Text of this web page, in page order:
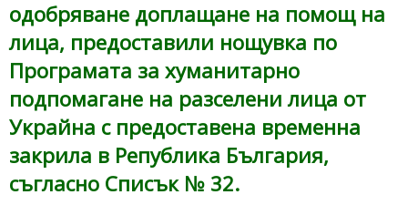
одобряване доплащане на помощ на
лица, предоставили нощувка по
Програмата за хуманитарно
подпомагане на разселени лица от
Украйна с предоставена временна
закрила в Република България,
съгласно Списък № 32.